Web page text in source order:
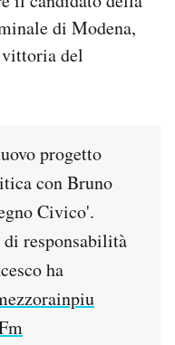
di Modena,
vittoria del
progetto
con Bruno
Civico'.
responsabilità
ha